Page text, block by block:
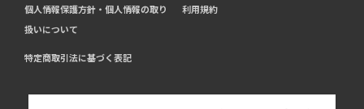
個人情報保護方針・個人情報の取り
扱いについて
利用規約
特定商取引法に基づく表記